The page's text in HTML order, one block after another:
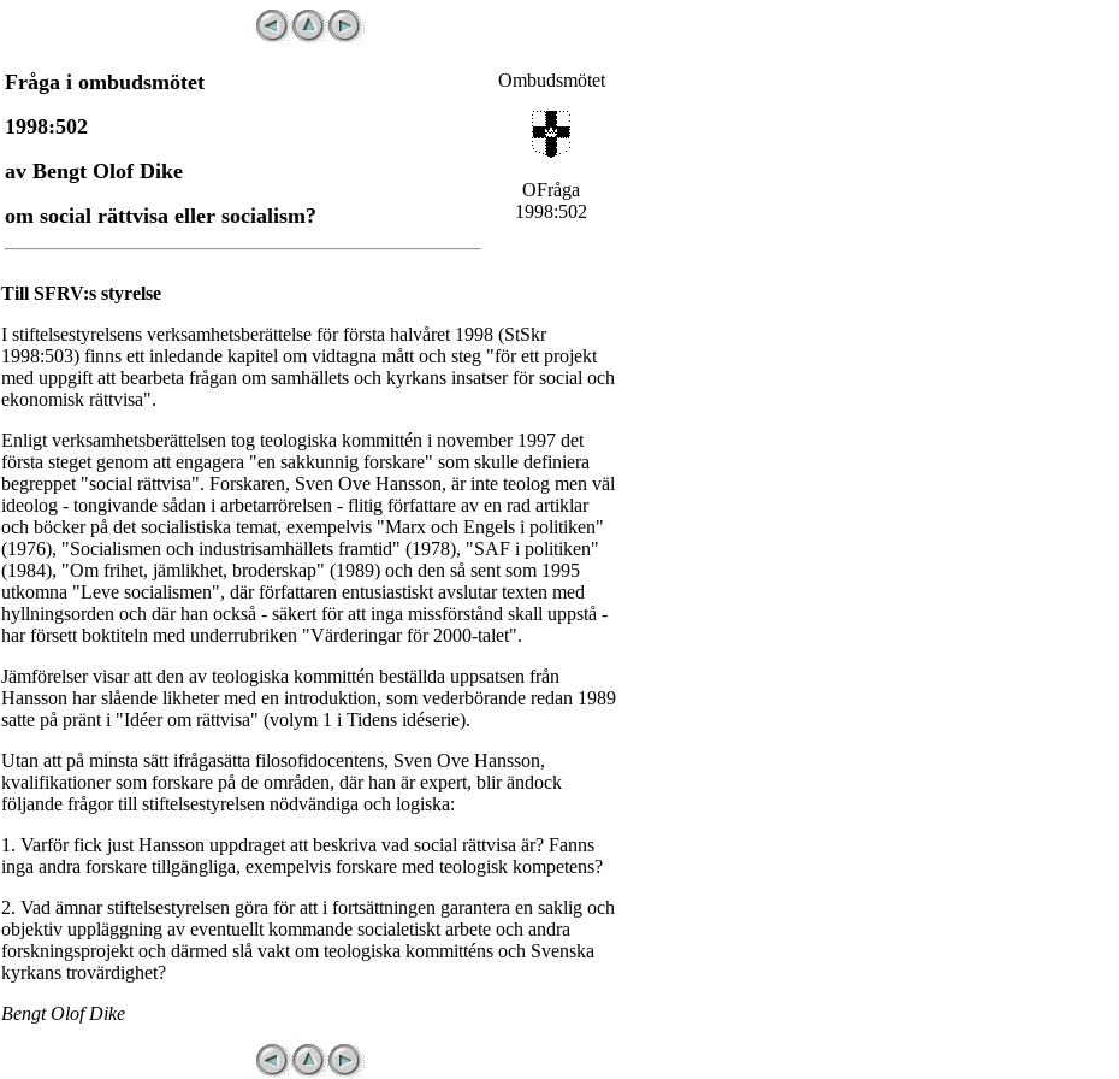
Fråga i ombudsmötet
1998:502
av Bengt Olof Dike
om social rättvisa eller socialism?
Ombudsmötet
OFråga
1998:502
Till SFRV:s styrelse
I stiftelsestyrelsens verksamhetsberättelse för första halvåret 1998 (StSkr
1998:503) finns ett inledande kapitel om vidtagna mått och steg "för ett projekt
med uppgift att bearbeta frågan om samhällets och kyrkans insatser för social och
ekonomisk rättvisa".
Enligt verksamhetsberättelsen tog teologiska kommittén i november 1997 det
första steget genom att engagera "en sakkunnig forskare" som skulle definiera
begreppet "social rättvisa". Forskaren, Sven Ove Hansson, är inte teolog men väl
ideolog - tongivande sådan i arbetarrörelsen - flitig författare av en rad artiklar
och böcker på det socialistiska temat, exempelvis "Marx och Engels i politiken"
(1976), "Socialismen och industrisamhällets framtid" (1978), "SAF i politiken"
(1984), "Om frihet, jämlikhet, broderskap" (1989) och den så sent som 1995
utkomna "Leve socialismen", där författaren entusiastiskt avslutar texten med
hyllningsorden och där han också - säkert för att inga missförstånd skall uppstå -
har försett boktiteln med underrubriken "Värderingar för 2000-talet".
Jämförelser visar att den av teologiska kommittén beställda uppsatsen från
Hansson har slående likheter med en introduktion, som vederbörande redan 1989
satte på pränt i "Idéer om rättvisa" (volym 1 i Tidens idéserie).
Utan att på minsta sätt ifrågasätta filosofidocentens, Sven Ove Hansson,
kvalifikationer som forskare på de områden, där han är expert, blir ändock
följande frågor till stiftelsestyrelsen nödvändiga och logiska:
1. Varför fick just Hansson uppdraget att beskriva vad social rättvisa är? Fanns
inga andra forskare tillgängliga, exempelvis forskare med teologisk kompetens?
2. Vad ämnar stiftelsestyrelsen göra för att i fortsättningen garantera en saklig och
objektiv uppläggning av eventuellt kommande socialetiskt arbete och andra
forskningsprojekt och därmed slå vakt om teologiska kommitténs och Svenska
kyrkans trovärdighet?
Bengt Olof Dike